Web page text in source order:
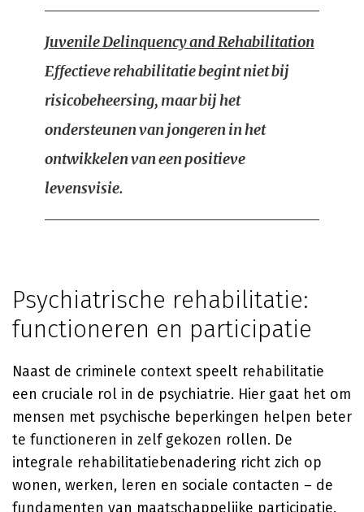
Juvenile Delinquency and Rehabilitation
Effectieve rehabilitatie begint niet bij
risicobeheersing, maar bij het
ondersteunen van jongeren in het
ontwikkelen van een positieve
levensvisie.
Psychiatrische rehabilitatie:
functioneren en participatie
Naast de criminele context speelt rehabilitatie
een cruciale rol in de psychiatrie. Hier gaat het om
mensen met psychische beperkingen helpen beter
te functioneren in zelf gekozen rollen. De
integrale rehabilitatiebenadering richt zich op
wonen, werken, leren en sociale contacten – de
fundamenten van maatschappelijke participatie.